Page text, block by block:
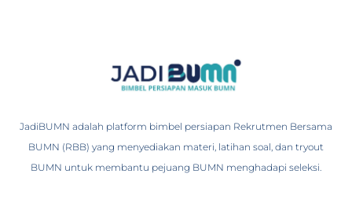
JadiBUMN adalah platform bimbel persiapan Rekrutmen Bersama
BUMN (RBB) yang menyediakan materi, latihan soal, dan tryout
BUMN untuk membantu pejuang BUMN menghadapi seleksi.